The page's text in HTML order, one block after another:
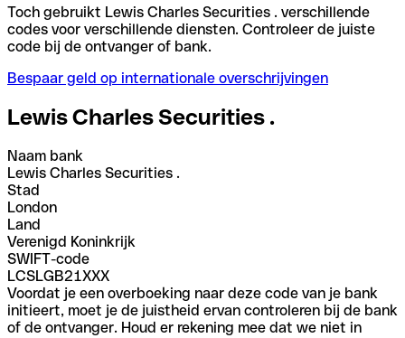
Toch gebruikt Lewis Charles Securities . verschillende
codes voor verschillende diensten. Controleer de juiste
code bij de ontvanger of bank.
Bespaar geld op internationale overschrijvingen
Lewis Charles Securities .
Naam bank
Lewis Charles Securities .
Stad
London
Land
Verenigd Koninkrijk
SWIFT-code
LCSLGB21XXX
Voordat je een overboeking naar deze code van je bank
initieert, moet je de juistheid ervan controleren bij de bank
of de ontvanger. Houd er rekening mee dat we niet in